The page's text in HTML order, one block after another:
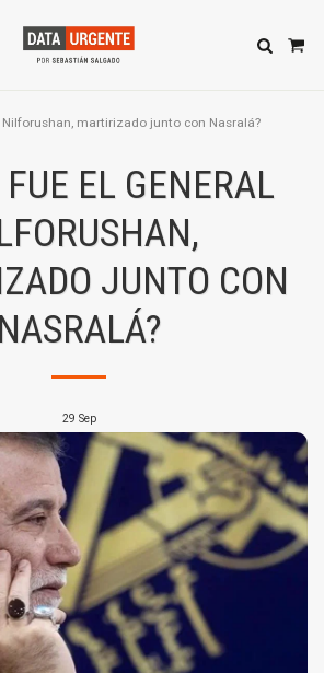
martirizado junto con Nasralá?
EL GENERAL
JUNTO CON
NASRALÁ?
29 Sep